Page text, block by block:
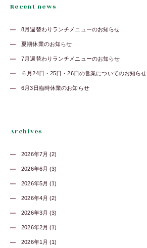
Recent news
8月週替わりランチメニューのお知らせ
夏期休業のお知らせ
7月週替わりランチメニューのお知らせ
６月24日・25日・26日の営業についてのお知らせ
6月3日臨時休業のお知らせ
Archives
2026年7月 (2)
2026年6月 (3)
2026年5月 (1)
2026年4月 (2)
2026年3月 (3)
2026年2月 (1)
2026年1月 (1)